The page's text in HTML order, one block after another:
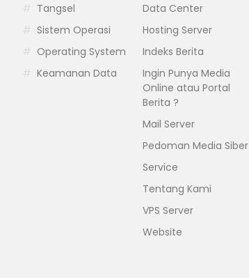
Tangsel
Sistem Operasi
Operating System
Keamanan Data
Data Center
Hosting Server
Indeks Berita
Ingin Punya Media
Online atau Portal
Berita ?
Mail Server
Pedoman Media Siber
Service
Tentang Kami
VPS Server
Website